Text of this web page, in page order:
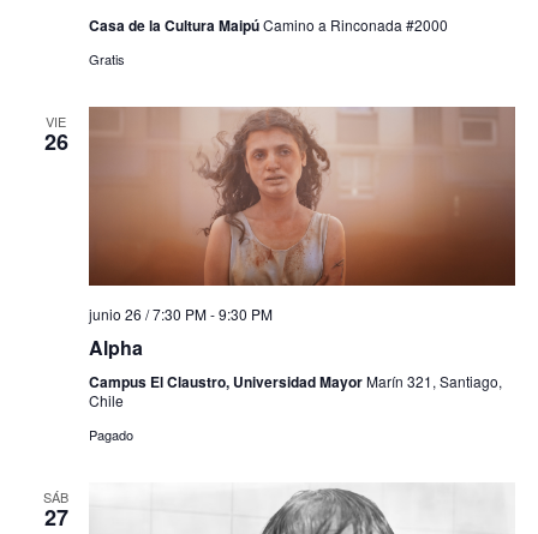
Casa de la Cultura MaipúCamino a Rinconada #2000
Gratis
VIE
26
junio 26 / 7:30 PM-9:30 PM
Alpha
Campus El Claustro, Universidad MayorMarín 321, Santiago,
Chile
Pagado
SÁB
27